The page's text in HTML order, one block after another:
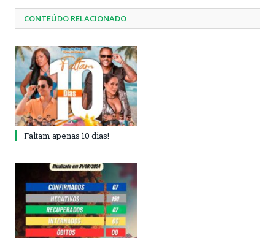
CONTEÚDO RELACIONADO
Faltam apenas 10 dias!